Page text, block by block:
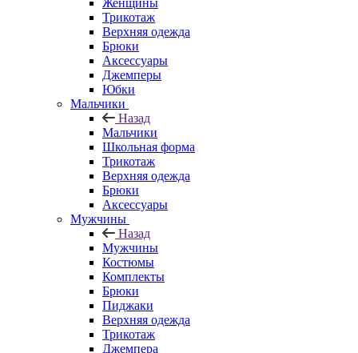
Женщины
Трикотаж
Верхняя одежда
Брюки
Аксессуары
Джемперы
Юбки
Мальчики
Назад
Мальчики
Школьная форма
Трикотаж
Верхняя одежда
Брюки
Аксессуары
Мужчины
Назад
Мужчины
Костюмы
Комплекты
Брюки
Пиджаки
Верхняя одежда
Трикотаж
Джемпера